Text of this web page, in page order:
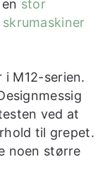
stor
M12-serien.
ved at
til grepet.
noen større